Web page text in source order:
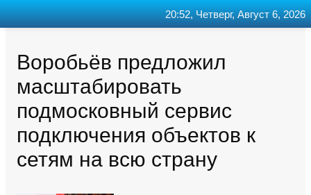
Воробьёв предложил
масштабировать
подмосковный сервис
подключения объектов к
сетям на всю страну
20:52, Четверг, Август 6, 2026